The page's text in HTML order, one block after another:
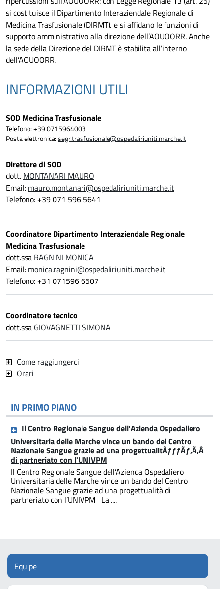
si costituisce il Dipartimento Interaziendale Regionale di
Medicina Trasfusionale (DIRMT), e si affidano le funzioni di
supporto amministrativo alla direzione dell’AOUOORR. Anche
la sede della Direzione del DIRMT è stabilita all’interno
dell’AOUOORR.
INFORMAZIONI UTILI
SOD Medicina Trasfusionale
Telefono: +39 0715964003
Posta elettronica:segr.trasfusionale@ospedaliriuniti.marche.it
Direttore di SOD
dott. MONTANARI MAURO
Email: mauro.montanari@ospedaliriuniti.marche.it
Telefono: +39 071 596 5641
Coordinatore Dipartimento Interaziendale Regionale
Medicina Trasfusionale
dott.ssa RAGNINI MONICA
Email: monica.ragnini@ospedaliriuniti.marche.it
Telefono: +31 071596 6507
Coordinatore tecnico
dott.ssa GIOVAGNETTI SIMONA
Come raggiungerci
Orari
IN PRIMO PIANO
Il Centro Regionale Sangue dell'Azienda Ospedaliero
Universitaria delle Marche vince un bando del Centro
Nazionale Sangue grazie ad una progettualitÃƒƒƒÃƒ‚Ã‚Â
di partneriato con l'UNIVPM
Il Centro Regionale Sangue dell’Azienda Ospedaliero
Universitaria delle Marche vince un bando del Centro
Nazionale Sangue grazie ad una progettualità di
partneriato con l’UNIVPM La ....
Equipe